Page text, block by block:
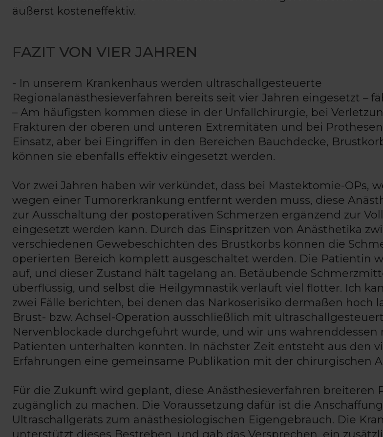
äußerst kosteneffektiv.
FAZIT VON VIER JAHREN
- In unserem Krankenhaus werden ultraschallgesteuerte
Regionalanästhesieverfahren bereits seit vier Jahren eingesetzt –
– Am häufigsten kommen diese in der Unfallchirurgie, bei
Frakturen der oberen und unteren Extremitäten und bei
Einsatz, aber bei Eingriffen in den Bereichen Bauchdecke,
können sie ebenfalls effektiv eingesetzt werden.
Vor zwei Jahren haben wir verkündet, dass bei Mastektomie-OPs,
wegen einer Tumorerkrankung entfernt werden muss, diese
zur Ausschaltung der postoperativen Schmerzen ergänzend zur
eingesetzt werden kann. Durch das Einspritzen von Anästhetika
verschiedenen Gewebeschichten des Brustkorbs können die
operierten Bereich komplett ausgeschaltet werden. Die Patientin
auf, und dieser Zustand hält tagelang an. Betäubende
überflüssig, und selbst die Heilgymnastik verläuft viel flotter. Ich
zwei Fälle berichten, bei denen das Narkoserisiko dermaßen hoch
Brust- bzw. Achsel-Operation ausschließlich mit
Nervenblockade durchgeführt wurde, und wir uns währenddessen
Patienten unterhalten konnten. In nächster Zeit entsteht aus den
Erfahrungen eine gemeinsame Publikation mit der chirurgischen
Für die Zukunft wird geplant, diese Anästhesieverfahren breiteren
zugänglich zu machen. Die Voraussetzung dafür ist die
Ultraschallgeräts zum anästhesiologischen Eigengebrauch. Die
unterstützt dieses Bestreben, und gab das Versprechen, ein